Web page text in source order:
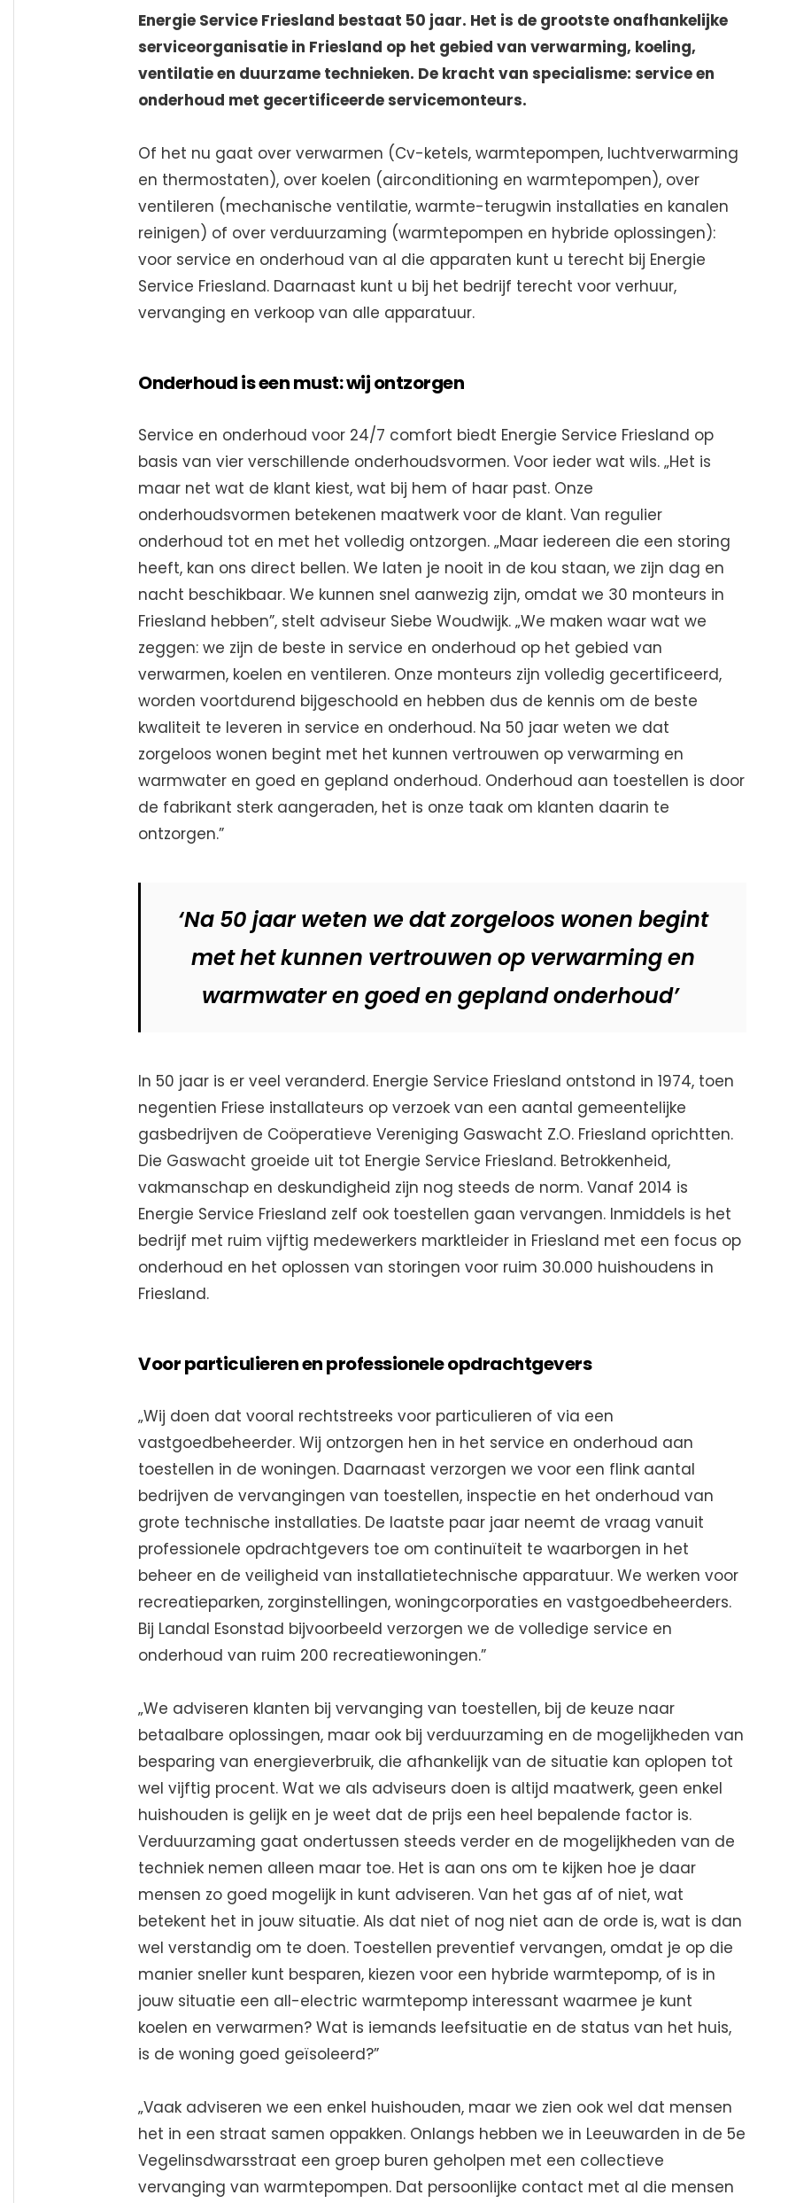
Energie Service Friesland bestaat 50 jaar. Het is de grootste onafhankelijke
serviceorganisatie in Friesland op het gebied van verwarming, koeling,
ventilatie en duurzame technieken. De kracht van specialisme: service en
onderhoud met gecertificeerde servicemonteurs.
Of het nu gaat over verwarmen (Cv-ketels, warmtepompen, luchtverwarming
en thermostaten), over koelen (airconditioning en warmtepompen), over
ventileren (mechanische ventilatie, warmte-terugwin installaties en kanalen
reinigen) of over verduurzaming (warmtepompen en hybride oplossingen):
voor service en onderhoud van al die apparaten kunt u terecht bij Energie
Service Friesland. Daarnaast kunt u bij het bedrijf terecht voor verhuur,
vervanging en verkoop van alle apparatuur.
Onderhoud is een must: wij ontzorgen
Service en onderhoud voor 24/7 comfort biedt Energie Service Friesland op
basis van vier verschillende onderhoudsvormen. Voor ieder wat wils. „Het is
maar net wat de klant kiest, wat bij hem of haar past. Onze
onderhoudsvormen betekenen maatwerk voor de klant. Van regulier
onderhoud tot en met het volledig ontzorgen. „Maar iedereen die een storing
heeft, kan ons direct bellen. We laten je nooit in de kou staan, we zijn dag en
nacht beschikbaar. We kunnen snel aanwezig zijn, omdat we 30 monteurs in
Friesland hebben”, stelt adviseur Siebe Woudwijk. „We maken waar wat we
zeggen: we zijn de beste in service en onderhoud op het gebied van
verwarmen, koelen en ventileren. Onze monteurs zijn volledig gecertificeerd,
worden voortdurend bijgeschoold en hebben dus de kennis om de beste
kwaliteit te leveren in service en onderhoud. Na 50 jaar weten we dat
zorgeloos wonen begint met het kunnen vertrouwen op verwarming en
warmwater en goed en gepland onderhoud. Onderhoud aan toestellen is door
de fabrikant sterk aangeraden, het is onze taak om klanten daarin te
ontzorgen.”
‘Na 50 jaar weten we dat zorgeloos wonen begint
met het kunnen vertrouwen op verwarming en
warmwater en goed en gepland onderhoud’
In 50 jaar is er veel veranderd. Energie Service Friesland ontstond in 1974, toen
negentien Friese installateurs op verzoek van een aantal gemeentelijke
gasbedrijven de Coöperatieve Vereniging Gaswacht Z.O. Friesland oprichtten.
Die Gaswacht groeide uit tot Energie Service Friesland. Betrokkenheid,
vakmanschap en deskundigheid zijn nog steeds de norm. Vanaf 2014 is
Energie Service Friesland zelf ook toestellen gaan vervangen. Inmiddels is het
bedrijf met ruim vijftig medewerkers marktleider in Friesland met een focus op
onderhoud en het oplossen van storingen voor ruim 30.000 huishoudens in
Friesland.
Voor particulieren en professionele opdrachtgevers
„Wij doen dat vooral rechtstreeks voor particulieren of via een
vastgoedbeheerder. Wij ontzorgen hen in het service en onderhoud aan
toestellen in de woningen. Daarnaast verzorgen we voor een flink aantal
bedrijven de vervangingen van toestellen, inspectie en het onderhoud van
grote technische installaties. De laatste paar jaar neemt de vraag vanuit
professionele opdrachtgevers toe om continuïteit te waarborgen in het
beheer en de veiligheid van installatietechnische apparatuur. We werken voor
recreatieparken, zorginstellingen, woningcorporaties en vastgoedbeheerders.
Bij Landal Esonstad bijvoorbeeld verzorgen we de volledige service en
onderhoud van ruim 200 recreatiewoningen.”
„We adviseren klanten bij vervanging van toestellen, bij de keuze naar
betaalbare oplossingen, maar ook bij verduurzaming en de mogelijkheden van
besparing van energieverbruik, die afhankelijk van de situatie kan oplopen tot
wel vijftig procent. Wat we als adviseurs doen is altijd maatwerk, geen enkel
huishouden is gelijk en je weet dat de prijs een heel bepalende factor is.
Verduurzaming gaat ondertussen steeds verder en de mogelijkheden van de
techniek nemen alleen maar toe. Het is aan ons om te kijken hoe je daar
mensen zo goed mogelijk in kunt adviseren. Van het gas af of niet, wat
betekent het in jouw situatie. Als dat niet of nog niet aan de orde is, wat is dan
wel verstandig om te doen. Toestellen preventief vervangen, omdat je op die
manier sneller kunt besparen, kiezen voor een hybride warmtepomp, of is in
jouw situatie een all-electric warmtepomp interessant waarmee je kunt
koelen en verwarmen? Wat is iemands leefsituatie en de status van het huis,
is de woning goed geïsoleerd?”
„Vaak adviseren we een enkel huishouden, maar we zien ook wel dat mensen
het in een straat samen oppakken. Onlangs hebben we in Leeuwarden in de 5e
Vegelinsdwarsstraat een groep buren geholpen met een collectieve
vervanging van warmtepompen. Dat persoonlijke contact met al die mensen